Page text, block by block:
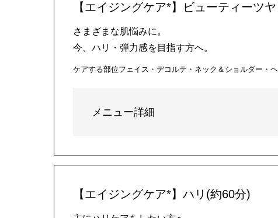
【エイジングケア*】ビューティーツ
さまざまな肌悩みに。
今、ハリ・弾力感を目指す方へ。
ケアする部位フェイス・デコルテ・ネック＆ショルダー・
メニュー詳細
【エイジングケア*】ハリ(約60分)